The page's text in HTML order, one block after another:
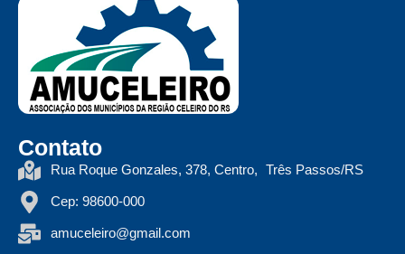
Contato
Rua Roque Gonzales, 378, Centro, Três Passos/RS
Cep: 98600-000
amuceleiro@gmail.com